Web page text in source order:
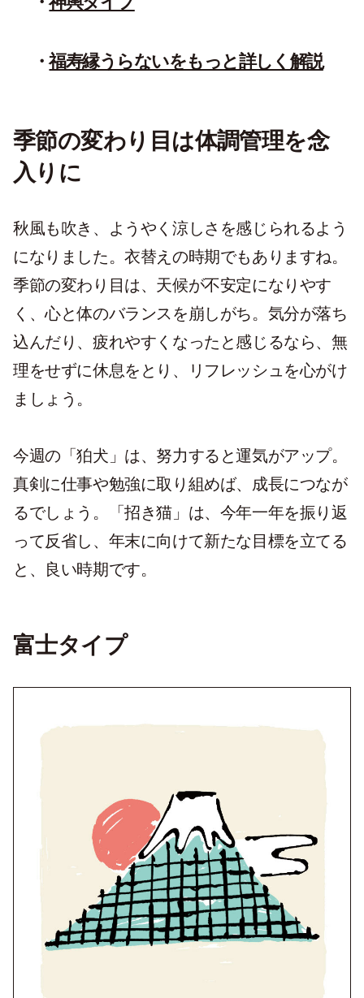
福寿縁うらないをもっと詳しく解説
季節の変わり目は体調管理を念
入りに
秋風も吹き、ようやく涼しさを感じられるよう
になりました。衣替えの時期でもありますね。
季節の変わり目は、天候が不安定になりやす
く、心と体のバランスを崩しがち。気分が落ち
込んだり、疲れやすくなったと感じるなら、無
理をせずに休息をとり、リフレッシュを心がけ
ましょう。
今週の「狛犬」は、努力すると運気がアップ。
真剣に仕事や勉強に取り組めば、成長につなが
るでしょう。「招き猫」は、今年一年を振り返
って反省し、年末に向けて新たな目標を立てる
と、良い時期です。
富士タイプ